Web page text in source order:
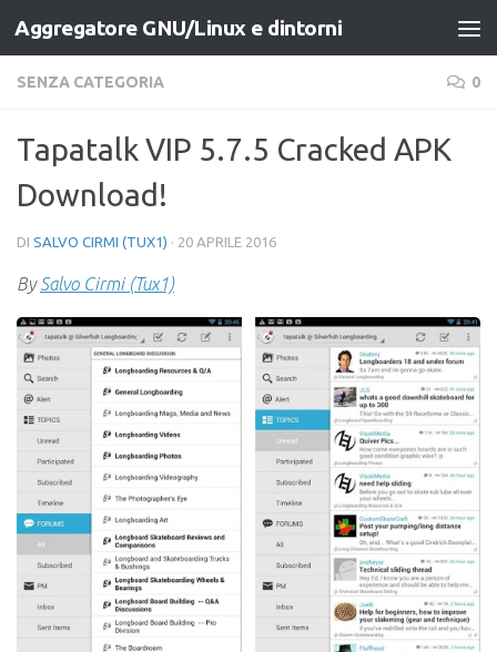
Salta al contenuto
Aggregatore GNU/Linux e dintorni
SENZA CATEGORIA 0
Tapatalk VIP 5.7.5 Cracked APK
Download!
DI SALVO CIRMI (TUX1) · 20 APRILE 2016
BySalvo Cirmi (Tux1)